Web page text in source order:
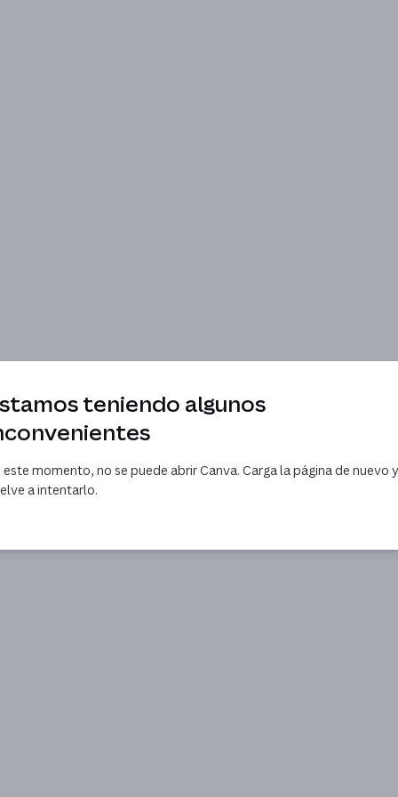
teniendo algunos
este momento, no se puede abrir Canva. Carga la página de nuevo y
a intentarlo.